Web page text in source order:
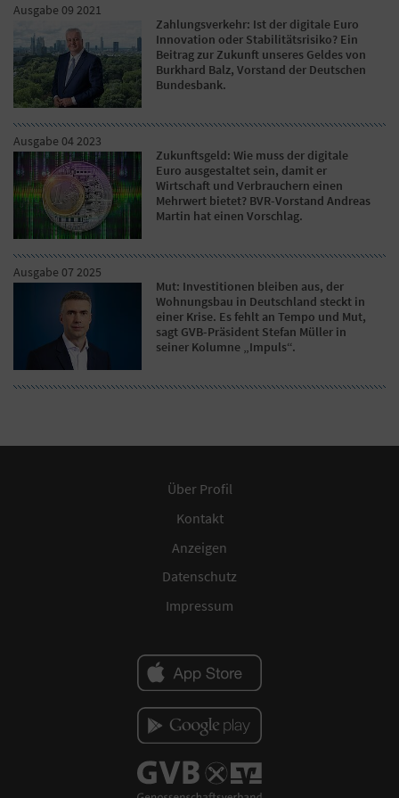
Ausgabe 09 2021
Zahlungsverkehr: Ist der digitale Euro
Innovation oder Stabilitätsrisiko? Ein
Beitrag zur Zukunft unseres Geldes von
Burkhard Balz, Vorstand der Deutschen
Bundesbank.
Ausgabe 04 2023
Zukunftsgeld: Wie muss der digitale
Euro ausgestaltet sein, damit er
Wirtschaft und Verbrauchern einen
Mehrwert bietet? BVR-Vorstand Andreas
Martin hat einen Vorschlag.
Ausgabe 07 2025
Mut: Investitionen bleiben aus, der
Wohnungsbau in Deutschland steckt in
einer Krise. Es fehlt an Tempo und Mut,
sagt GVB-Präsident Stefan Müller in
seiner Kolumne „Impuls“.
Über Profil
Kontakt
Anzeigen
Datenschutz
Impressum